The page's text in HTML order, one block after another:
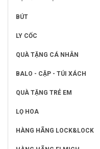
BÚT
LY CỐC
QUÀ TẶNG CÁ NHÂN
BALO - CẶP - TÚI XÁCH
QUÀ TẶNG TRẺ EM
LỌ HOA
HÀNG HÃNG LOCK&LOCK